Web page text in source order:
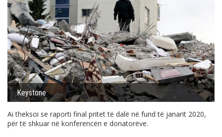
Keystone
Ai theksoi se raporti final pritet të dalë në fund të janarit 2020,
për të shkuar në konferencën e donatorëve.